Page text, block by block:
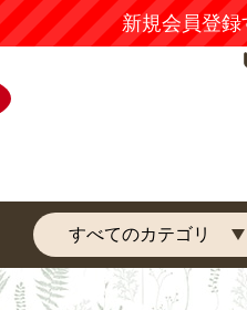
新規会員登録するだけでお